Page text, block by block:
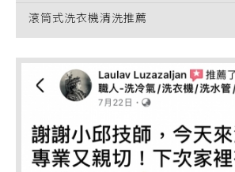
滾筒式洗衣機清洗推薦